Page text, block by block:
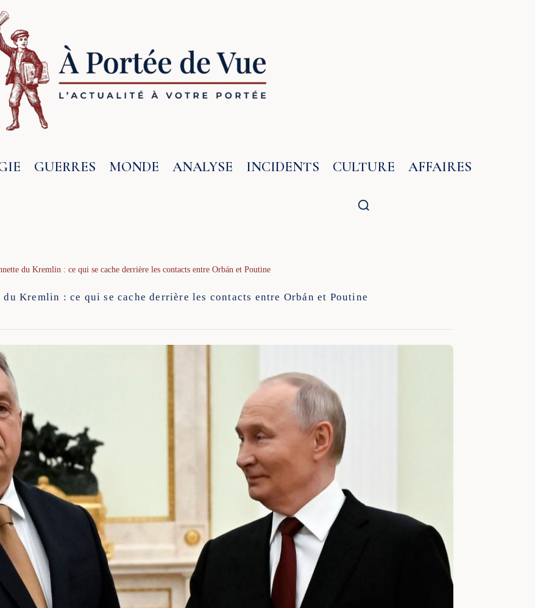
GUERRES MONDE ANALYSE INCIDENTS CULTURE AFFAIRES
du Kremlin : ce qui se cache derrière les contacts entre Orbán et Poutine
Kremlin : ce qui se cache derrière les contacts entre Orbán et Poutine